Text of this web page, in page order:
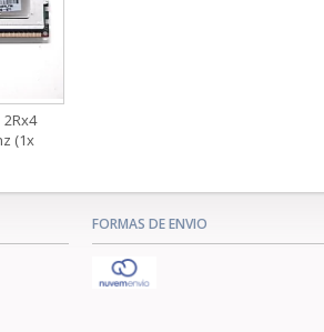
2Rx4
(1x
FORMAS DE ENVIO